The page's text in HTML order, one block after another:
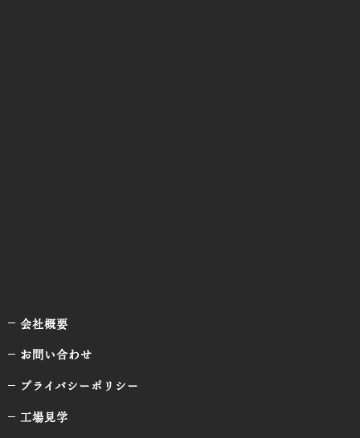
会社概要
お問い合わせ
プライバシーポリシー
工場見学